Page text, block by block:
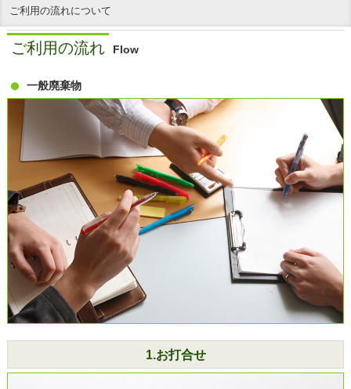
ご利用の流れについて
ご利用の流れ Flow
一般廃棄物
1.お打合せ